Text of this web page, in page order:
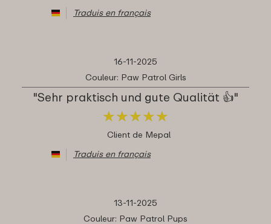
Traduis en français
16-11-2025
Couleur: Paw Patrol Girls
"Sehr praktisch und gute Qualität 👍"
★★★★★
★★★★★
Client de Mepal
Traduis en français
13-11-2025
Couleur: Paw Patrol Pups